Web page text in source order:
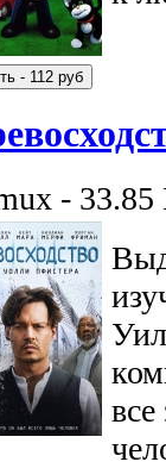
- 33.85